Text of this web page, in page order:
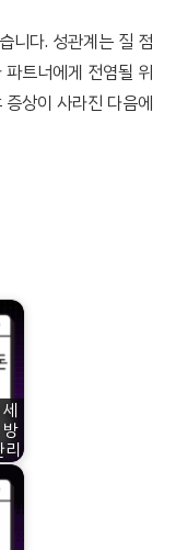
니다. 성관계는 질 점
트너에게 전염될 위
상이 사라진 다음에
리